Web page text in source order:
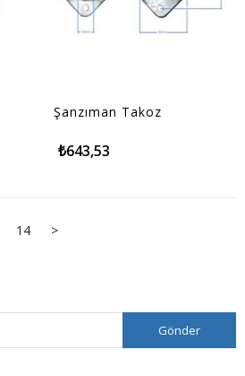
Şanzıman Takoz
₺643,53
14 >
Gönder